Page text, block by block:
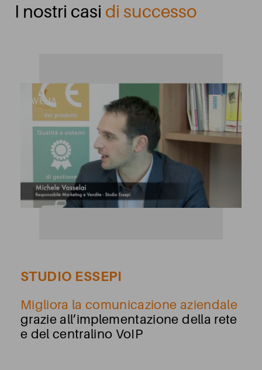
I nostri casi di successo
STUDIO ESSEPI
Migliora la comunicazione aziendale
grazie all’implementazione della rete
e del centralino VoIP